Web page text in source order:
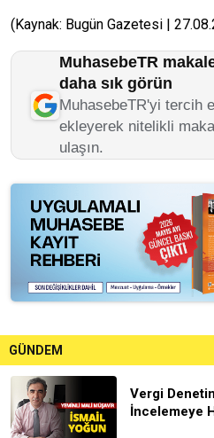
(Kaynak: Bugün Gazetesi |
MuhasebeTR
daha sık görün
MuhasebeTR'yi tercih
ekleyerek nitelikli
ulaşın.
GÜNDEM
Vergi
İncelemeye